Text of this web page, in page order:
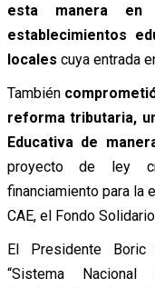
esta manera
establecimientos
locales cuya entrada
También
reforma tributaria,
Educativa de
proyecto de ley
financiamiento para la
CAE, el Fondo
El Presidente
“Sistema